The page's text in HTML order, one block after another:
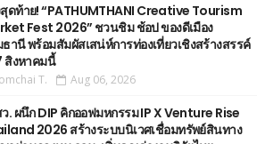
ดท้าย! “PATHUMTHANI Creative Tourism
Fest 2026” ชวนชิม ช้อป ของดีเมือง
านี พร้อมสัมผัสเสน่ห์การท่องเที่ยวเชิงสร้างสรรค์
สิงหาคมนี้
T. Aug 06, 2026
. ผนึก DIP คิกออฟมหกรรม IP X Venture Rise
2026 สร้างระบบนิเวศเชื่อมทรัพย์สินทาง